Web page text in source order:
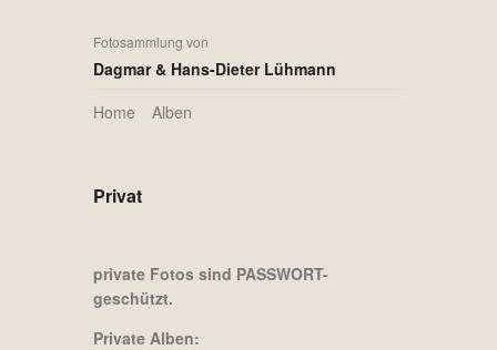
Fotosammlung von
Dagmar & Hans-Dieter Lühmann
Home
Alben
Privat
private Fotos sind PASSWORT-
geschützt.
Private Alben: